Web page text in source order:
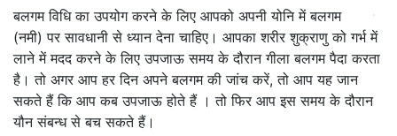
बलगम विधि का उपयोग करने के लिए आपको अपनी योनि में बलगम
(नमी) पर सावधानी से ध्यान देना चाहिए। आपका शरीर शुक्राणु को गर्भ में
लाने में मदद करने के लिए उपजाऊ समय के दौरान गीला बलगम पैदा करता
है। तो अगर आप हर दिन अपने बलगम की जांच करें, तो आप यह जान
सकते हैं कि आप कब उपजाऊ होते हैं । तो फिर आप इस समय के दौरान
यौन संबन्ध से बच सकते हैं।